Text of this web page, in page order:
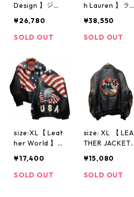
Design 】ジェ
レーシングジャ
ケット バイア
企業ロゴ アメ
カジ アウター
レザー バック
プリント 古着
古着屋 高円寺
ヴィンテージ n
40224
¥26,780
SOLD OUT
h Lauren 】ラ
レザージャケッ
ト スウィング
ストラップ 黒
古着 古着屋 高
円寺 ビンテー
ジ
¥38,550
SOLD OUT
size:XL【 Leat
her World 】レ
USA 星条旗 レ
ザー ブラック
¥17,400
SOLD OUT
size: XL 【 LEA
THER JACKET
ージャケット
スタジャン バ
¥15,080
SOLD OUT